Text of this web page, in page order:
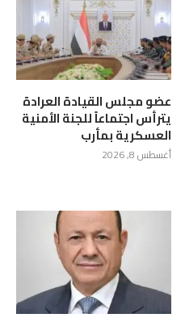
عضو مجلس القيادة العرادة
يترأس اجتماعاً للجنة الأمنية
العسكرية بمأرب
أغسطس 8, 2026